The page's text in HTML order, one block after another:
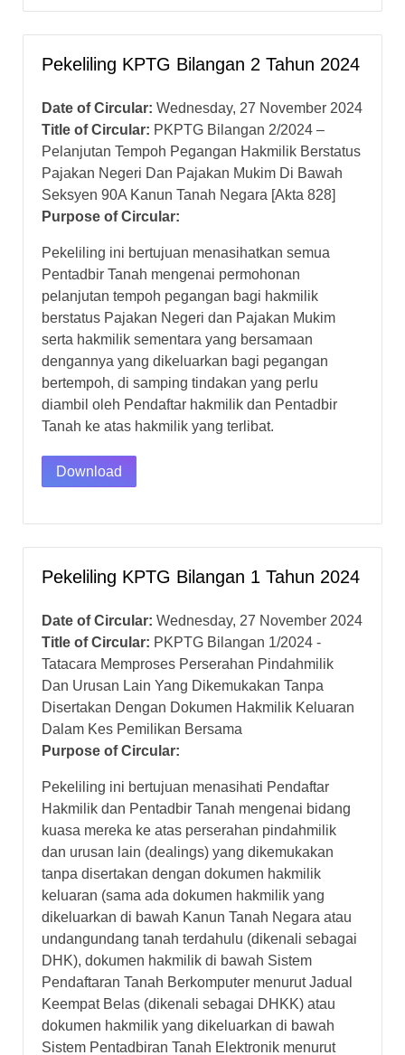
Pekeliling KPTG Bilangan 2 Tahun 2024
Date of Circular: Wednesday, 27 November 2024
Title of Circular: PKPTG Bilangan 2/2024 –
Pelanjutan Tempoh Pegangan Hakmilik Berstatus
Pajakan Negeri Dan Pajakan Mukim Di Bawah
Seksyen 90A Kanun Tanah Negara [Akta 828]
Purpose of Circular:
Pekeliling ini bertujuan menasihatkan semua
Pentadbir Tanah mengenai permohonan
pelanjutan tempoh pegangan bagi hakmilik
berstatus Pajakan Negeri dan Pajakan Mukim
serta hakmilik sementara yang bersamaan
dengannya yang dikeluarkan bagi pegangan
bertempoh, di samping tindakan yang perlu
diambil oleh Pendaftar hakmilik dan Pentadbir
Tanah ke atas hakmilik yang terlibat.
Download
Pekeliling KPTG Bilangan 1 Tahun 2024
Date of Circular: Wednesday, 27 November 2024
Title of Circular: PKPTG Bilangan 1/2024 -
Tatacara Memproses Perserahan Pindahmilik
Dan Urusan Lain Yang Dikemukakan Tanpa
Disertakan Dengan Dokumen Hakmilik Keluaran
Dalam Kes Pemilikan Bersama
Purpose of Circular:
Pekeliling ini bertujuan menasihati Pendaftar
Hakmilik dan Pentadbir Tanah mengenai bidang
kuasa mereka ke atas perserahan pindahmilik
dan urusan lain (dealings) yang dikemukakan
tanpa disertakan dengan dokumen hakmilik
keluaran (sama ada dokumen hakmilik yang
dikeluarkan di bawah Kanun Tanah Negara atau
undang­undang tanah terdahulu (dikenali sebagai
DHK), dokumen hakmilik di bawah Sistem
Pendaftaran Tanah Berkomputer menurut Jadual
Keempat Belas (dikenali sebagai DHKK) atau
dokumen hakmilik yang dikeluarkan di bawah
Sistem Pentadbiran Tanah Elektronik menurut